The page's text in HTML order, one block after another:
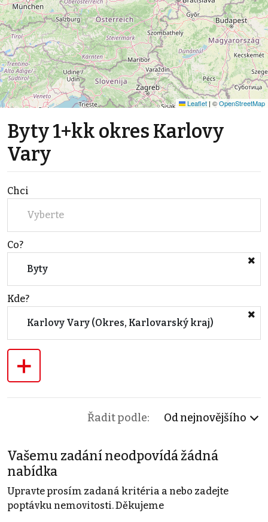
Leaflet | ©OpenStreetMap
Byty 1+kk okres Karlovy
Vary
Chci
Vyberte
Co?
Byty
Kde?
Karlovy Vary (Okres, Karlovarský kraj)
+
Řadit podle: Od nejnovějšího
Vašemu zadání neodpovídá žádná
nabídka
Upravte prosím zadaná kritéria a nebo zadejte
poptávku nemovitosti. Děkujeme